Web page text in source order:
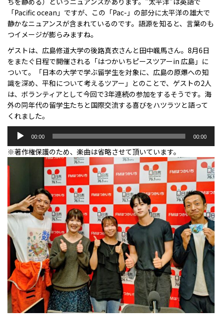
「Pacific ocean」ですが、この「Pac-」の部分に太平洋の雄大で
静かなニュアンスが含まれているのです。語源を知ると、言葉のも
つイメージが膨らみますね。
ゲストは、広島修道大学の後路真衣さんと田中颯馬さん。8月6日
をまたぐ日程で開催される「はつかいちピースツアーin 広島」に
ついて。「日本の大学で学ぶ留学生を対象に、広島の原爆への知
識を深め、平和について考えるツアー」とのことで、ゲストの2人
は、ボランティアとして今回で3年連続の参加をするそうです。海
外の同年代の留学生たちと国際交流する喜びをハツラツと語って
くれました。
プ
レ
ヤ
00:00 00:00
※著作権保護のため、楽曲は省略させて頂いています。